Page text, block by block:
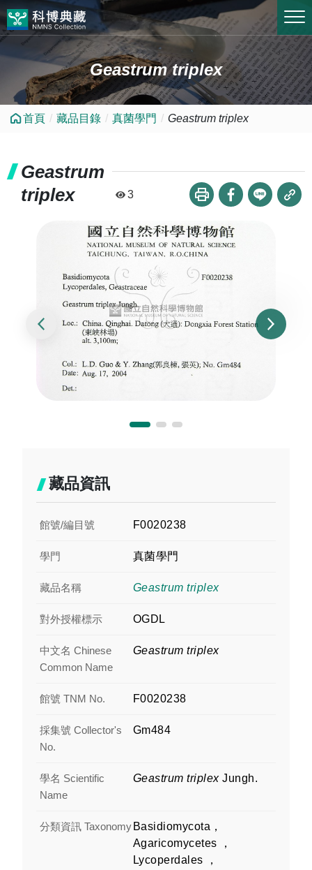
跳到中央內容區塊
Geastrum triplex
首頁 藏品目錄 真菌學門 Geastrum triplex
Geastrum
triplex
3
藏品資訊
館號/編目號 F0020238
學門 真菌學門
藏品名稱 Geastrum triplex
對外授權標示 OGDL
中文名 Chinese
Common Name
Geastrum triplex
館號 TNM No. F0020238
採集號 Collector's
No.
Gm484
學名 Scientific
Name
Geastrum triplexJungh.
分類資訊 Taxonomy Basidiomycota，
Agaricomycetes ，
Lycoperdales ，